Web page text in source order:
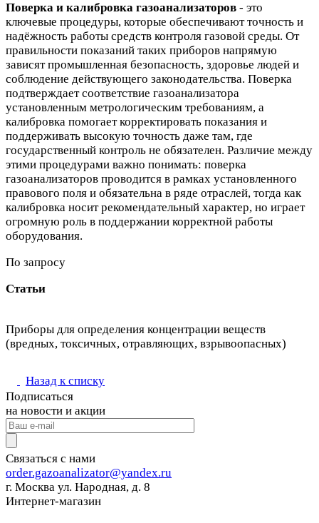
Поверка и калибровка газоанализаторов - это
ключевые процедуры, которые обеспечивают точность и
надёжность работы средств контроля газовой среды. От
правильности показаний таких приборов напрямую
зависят промышленная безопасность, здоровье людей и
соблюдение действующего законодательства. Поверка
подтверждает соответствие газоанализатора
установленным метрологическим требованиям, а
калибровка помогает корректировать показания и
поддерживать высокую точность даже там, где
государственный контроль не обязателен. Различие между
этими процедурами важно понимать: поверка
газоанализаторов проводится в рамках установленного
правового поля и обязательна в ряде отраслей, тогда как
калибровка носит рекомендательный характер, но играет
огромную роль в поддержании корректной работы
оборудования.
По запросу
Статьи
Приборы для определения концентрации веществ
(вредных, токсичных, отравляющих, взрывоопасных)
Назад к списку
Подписаться
на новости и акции
Связаться с нами
order.gazoanalizator@yandex.ru
г. Москва ул. Народная, д. 8
Интернет-магазин